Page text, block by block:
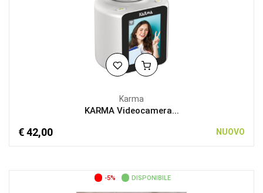
Karma
KARMA Videocamera...
€ 42,00 NUOVO
-5% DISPONIBILE